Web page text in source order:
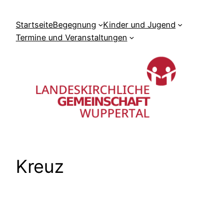
Inhalt
springen
StartseiteBegegnung
Kinder und Jugend
Termine und Veranstaltungen
Kreuz